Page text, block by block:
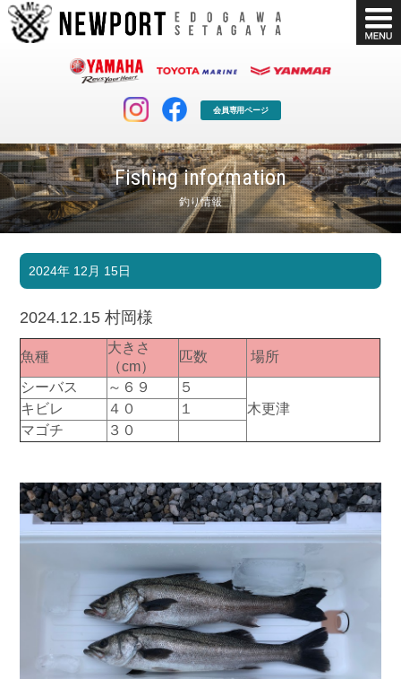
会員専用ページ
Fishing information
釣り情報
マリンクラブ
マリンライフを堪能したい！
ボート販売
ボート免許
長年の実績と信頼！
店舗情報 公式ブログ
お問い合わせ
Contact us
Recruit Link
2024年 12月 15日
2024.12.15 村岡様
魚種
大きさ
（cm）
匹数
場所
シーバス
～６９
５
木更津
キビレ ４０
１
マゴチ
３０